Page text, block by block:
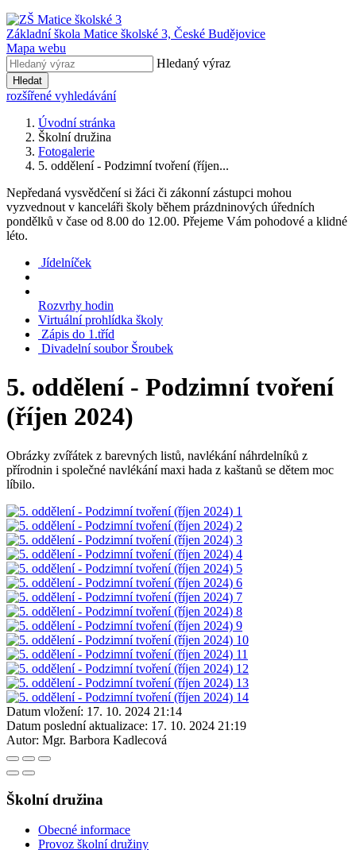
Základní škola Matice školské 3, České Budějovice
Mapa webu
Hledaný výraz
Hledat
rozšířené vyhledávání
Úvodní stránka
Školní družina
Fotogalerie
5. oddělení - Podzimní tvoření (říjen...
Nepředaná vysvědčení si žáci či zákonní zástupci mohou
vyzvednout v kanceláři školy během prázdninových úředních
pondělků v čase od 8.00 do 12.00. Přejeme Vám pohodové a klidné
léto.
Jídelníček
Rozvrhy hodin
Virtuální prohlídka školy
Zápis do 1.tříd
Divadelní soubor Šroubek
5. oddělení - Podzimní tvoření
(říjen 2024)
Obrázky zvířátek z barevných listů, navlékání náhrdelníků z
přírodnin i společné navlékání maxi hada z kaštanů se dětem moc
líbilo.
Datum vložení: 17. 10. 2024 21:14
Datum poslední aktualizace: 17. 10. 2024 21:19
Autor: Mgr. Barbora Kadlecová
Školní družina
Obecné informace
Provoz školní družiny